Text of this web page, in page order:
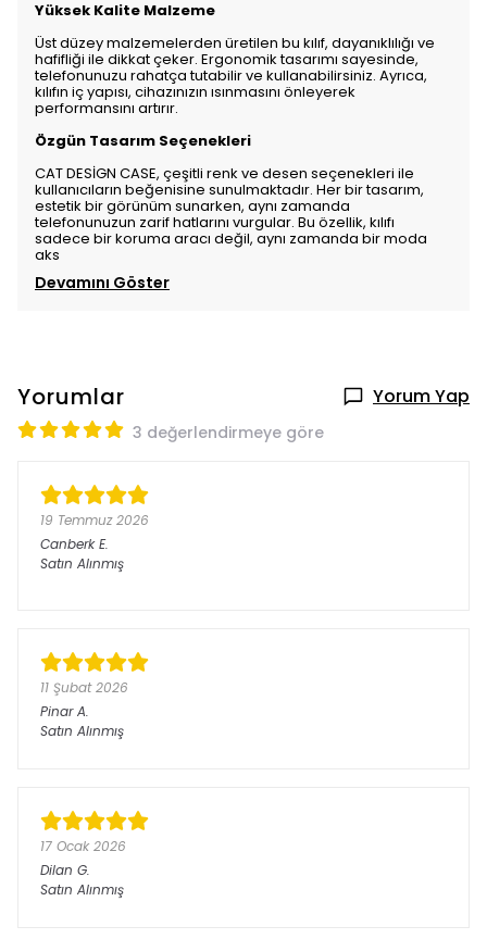
Yüksek Kalite Malzeme
Üst düzey malzemelerden üretilen bu kılıf, dayanıklılığı ve
hafifliği ile dikkat çeker. Ergonomik tasarımı sayesinde,
telefonunuzu rahatça tutabilir ve kullanabilirsiniz. Ayrıca,
kılıfın iç yapısı, cihazınızın ısınmasını önleyerek
performansını artırır.
Özgün Tasarım Seçenekleri
CAT DESİGN CASE, çeşitli renk ve desen seçenekleri ile
kullanıcıların beğenisine sunulmaktadır. Her bir tasarım,
estetik bir görünüm sunarken, aynı zamanda
telefonunuzun zarif hatlarını vurgular. Bu özellik, kılıfı
sadece bir koruma aracı değil, aynı zamanda bir moda
aks
Devamını Göster
Yorumlar Yorum Yap
3 değerlendirmeye göre
19 Temmuz 2026
Canberk E.
Satın Alınmış
11 Şubat 2026
Pinar A.
Satın Alınmış
17 Ocak 2026
Dilan G.
Satın Alınmış